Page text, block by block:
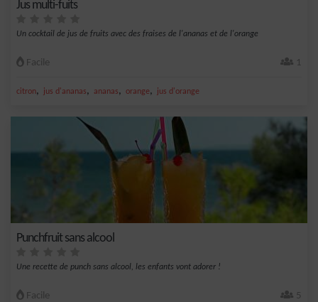
Jus multi-fuits
Un cocktail de jus de fruits avec des fraises de l'ananas et de l'orange
Facile 1
citron, jus d'ananas, ananas, orange, jus d'orange
Punchfruit sans alcool
Une recette de punch sans alcool, les enfants vont adorer !
Facile 5